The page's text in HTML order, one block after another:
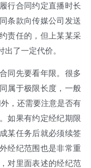
行合同约定直播时长
条款向传媒公司发送
责任的，但上某某采
出了一定代价。
先要看年限。很多
属于极限长度，一般
，还需要注意是否有
如果有约定经纪期限
某任务后就必须续签
经纪范围也是非常重
对里面表述的经纪范